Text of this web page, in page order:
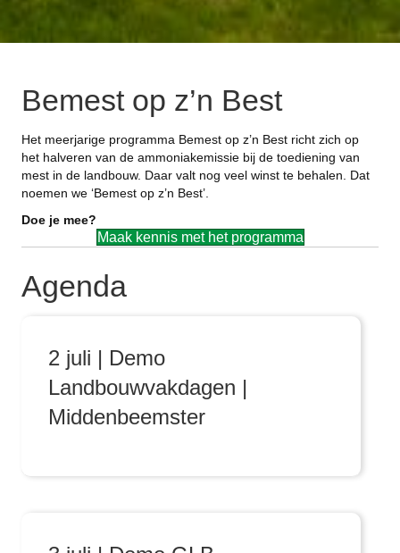
Bemest op z’n Best
Het meerjarige programma Bemest op z’n Best richt zich op
het halveren van de ammoniakemissie bij de toediening van
mest in de landbouw. Daar valt nog veel winst te behalen. Dat
noemen we ‘Bemest op z’n Best’.
Doe je mee?
Maak kennis met het programma
Agenda
2 juli | Demo
Landbouwvakdagen |
Middenbeemster